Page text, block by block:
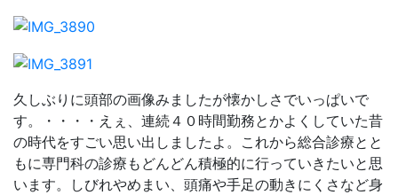
久しぶりに頭部の画像みましたが懐かしさでいっぱいで
す。・・・・えぇ、連続４０時間勤務とかよくしていた昔
の時代をすごい思い出しましたよ。これから総合診療とと
もに専門科の診療もどんどん積極的に行っていきたいと思
います。しびれやめまい、頭痛や手足の動きにくさなど身